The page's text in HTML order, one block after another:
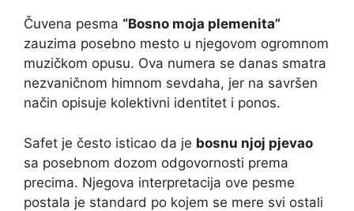
Čuvena pesma “Bosno moja plemenita”
zauzima posebno mesto u njegovom ogromnom
muzičkom opusu. Ova numera se danas smatra
nezvaničnom himnom sevdaha, jer na savršen
način opisuje kolektivni identitet i ponos.
Safet je često isticao da je bosnu njoj pjevao
sa posebnom dozom odgovornosti prema
precima. Njegova interpretacija ove pesme
postala je standard po kojem se mere svi ostali